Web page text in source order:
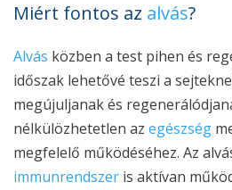
Miért fontos az alvás?
Alvás közben a test pihen és
időszak lehetővé teszi a
megújuljanak és
nélkülözhetetlen az egészség
megfelelő működéséhez. Az
immunrendszer is aktívan